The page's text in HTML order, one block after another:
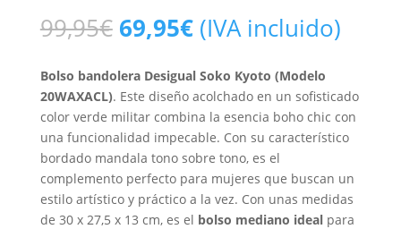
99,95€ 69,95€ (IVA incluido)
Bolso bandolera Desigual Soko Kyoto (Modelo
20WAXACL). Este diseño acolchado en un sofisticado
color verde militar combina la esencia boho chic con
una funcionalidad impecable. Con su característico
bordado mandala tono sobre tono, es el
complemento perfecto para mujeres que buscan un
estilo artístico y práctico a la vez. Con unas medidas
de 30 x 27,5 x 13 cm, es el bolso mediano idealpara